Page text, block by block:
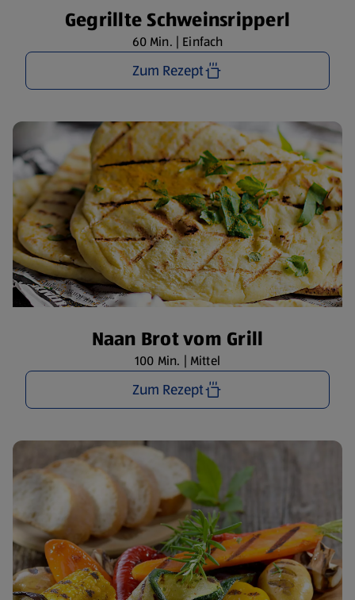
Gegrillte Schweinsripperl
60 Min. | Einfach
Zum Rezept
Naan Brot vom Grill
100 Min. | Mittel
Zum Rezept